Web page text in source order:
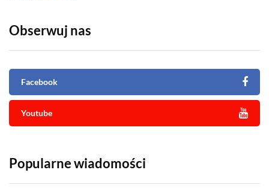
Obserwuj nas
Facebook
Youtube
Popularne wiadomości